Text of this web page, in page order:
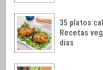
35 platos
Recetas
días